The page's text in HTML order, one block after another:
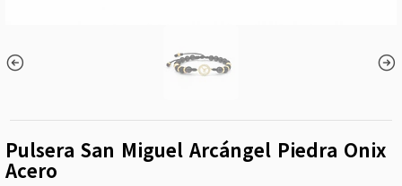
Pulsera San Miguel Arcángel Piedra Onix
Acero